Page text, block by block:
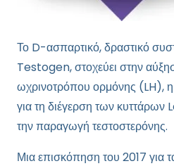
Το D-ασπαρτικό, δραστικό
Testogen, στοχεύει στην
ωχρινοτρόπου ορμόνης (LH), η
για τη διέγερση των κυττάρων
την παραγωγή τεστοστερόνης.
Μια επισκόπηση του 2017 για